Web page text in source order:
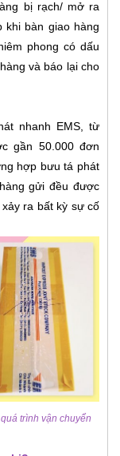
bị rạch/ mở ra
khi bàn giao hàng
phong có dấu
và báo lại cho
nhanh EMS, từ
gần 50.000 đơn
hợp bưu tá phát
gửi đều được
ra bất kỳ sự cố
trình vận chuyển